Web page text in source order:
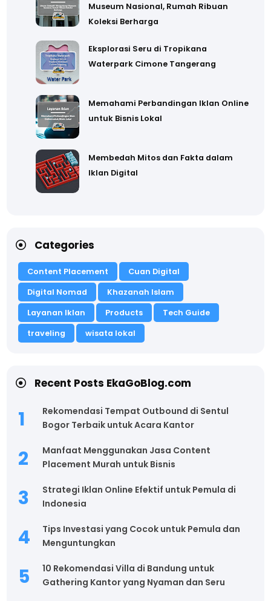
Museum Nasional, Rumah Ribuan
Koleksi Berharga
Eksplorasi Seru di Tropikana
Waterpark Cimone Tangerang
Memahami Perbandingan Iklan Online
untuk Bisnis Lokal
Membedah Mitos dan Fakta dalam
Iklan Digital
Categories
Content Placement
Cuan Digital
Digital Nomad
Khazanah Islam
Layanan Iklan
Products
Tech Guide
traveling
wisata lokal
Recent Posts EkaGoBlog.com
Rekomendasi Tempat Outbound di Sentul
Bogor Terbaik untuk Acara Kantor
Manfaat Menggunakan Jasa Content
Placement Murah untuk Bisnis
Strategi Iklan Online Efektif untuk Pemula di
Indonesia
Tips Investasi yang Cocok untuk Pemula dan
Menguntungkan
10 Rekomendasi Villa di Bandung untuk
Gathering Kantor yang Nyaman dan Seru